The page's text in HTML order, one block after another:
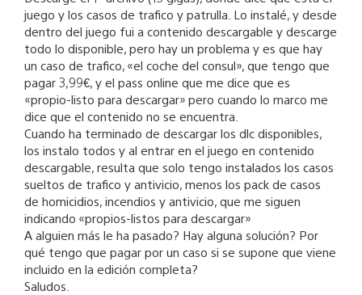
juego y los casos de trafico y patrulla. Lo instalé, y desde
dentro del juego fui a contenido descargable y descarge
todo lo disponible, pero hay un problema y es que hay
un caso de trafico, «el coche del consul», que tengo que
pagar 3,99€, y el pass online que me dice que es
«propio-listo para descargar» pero cuando lo marco me
dice que el contenido no se encuentra.
Cuando ha terminado de descargar los dlc disponibles,
los instalo todos y al entrar en el juego en contenido
descargable, resulta que solo tengo instalados los casos
sueltos de trafico y antivicio, menos los pack de casos
de homicidios, incendios y antivicio, que me siguen
indicando «propios-listos para descargar»
A alguien más le ha pasado? Hay alguna solución? Por
qué tengo que pagar por un caso si se supone que viene
incluido en la edición completa?
Saludos.